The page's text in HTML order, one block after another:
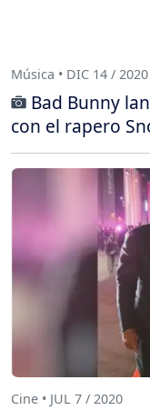
Música • DIC 14 / 2020
Bad Bunny
con el rapero
Cine • JUL 7 / 2020